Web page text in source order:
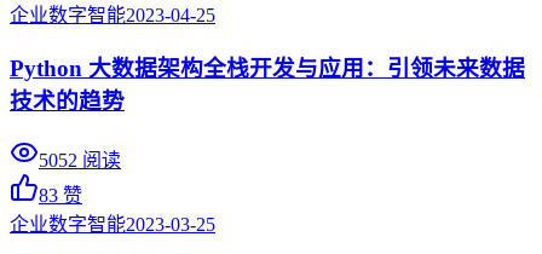
企业数字智能2023-04-25
Python 大数据架构全栈开发与应用：引领未来数据
技术的趋势
5052 阅读
83 赞
企业数字智能2023-03-25